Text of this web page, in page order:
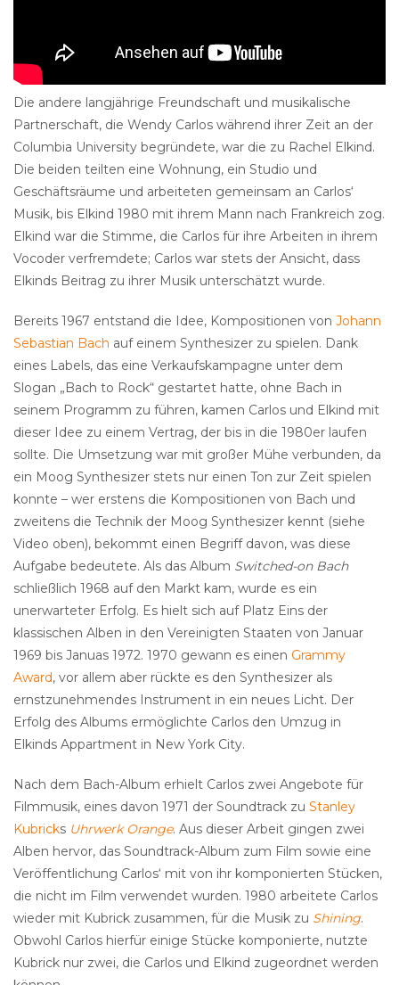
Die andere langjährige Freundschaft und musikalische
Partnerschaft, die Wendy Carlos während ihrer Zeit an der
Columbia University begründete, war die zu Rachel Elkind.
Die beiden teilten eine Wohnung, ein Studio und
Geschäftsräume und arbeiteten gemeinsam an Carlos‘
Musik, bis Elkind 1980 mit ihrem Mann nach Frankreich zog.
Elkind war die Stimme, die Carlos für ihre Arbeiten in ihrem
Vocoder verfremdete; Carlos war stets der Ansicht, dass
Elkinds Beitrag zu ihrer Musik unterschätzt wurde.
Bereits 1967 entstand die Idee, Kompositionen von Johann
Sebastian Bach auf einem Synthesizer zu spielen. Dank
eines Labels, das eine Verkaufskampagne unter dem
Slogan „Bach to Rock“ gestartet hatte, ohne Bach in
seinem Programm zu führen, kamen Carlos und Elkind mit
dieser Idee zu einem Vertrag, der bis in die 1980er laufen
sollte. Die Umsetzung war mit großer Mühe verbunden, da
ein Moog Synthesizer stets nur einen Ton zur Zeit spielen
konnte – wer erstens die Kompositionen von Bach und
zweitens die Technik der Moog Synthesizer kennt (siehe
Video oben), bekommt einen Begriff davon, was diese
Aufgabe bedeutete. Als das Album Switched-on Bach
schließlich 1968 auf den Markt kam, wurde es ein
unerwarteter Erfolg. Es hielt sich auf Platz Eins der
klassischen Alben in den Vereinigten Staaten von Januar
1969 bis Januas 1972. 1970 gewann es einen Grammy
Award, vor allem aber rückte es den Synthesizer als
ernstzunehmendes Instrument in ein neues Licht. Der
Erfolg des Albums ermöglichte Carlos den Umzug in
Elkinds Appartment in New York City.
Nach dem Bach-Album erhielt Carlos zwei Angebote für
Filmmusik, eines davon 1971 der Soundtrack zu Stanley
Kubricks Uhrwerk Orange. Aus dieser Arbeit gingen zwei
Alben hervor, das Soundtrack-Album zum Film sowie eine
Veröffentlichung Carlos‘ mit von ihr komponierten Stücken,
die nicht im Film verwendet wurden. 1980 arbeitete Carlos
wieder mit Kubrick zusammen, für die Musik zu Shining.
Obwohl Carlos hierfür einige Stücke komponierte, nutzte
Kubrick nur zwei, die Carlos und Elkind zugeordnet werden